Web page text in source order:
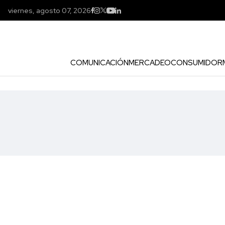
viernes, agosto 07, 2026
COMUNICACIÓNMERCADEOCONSUMIDOR